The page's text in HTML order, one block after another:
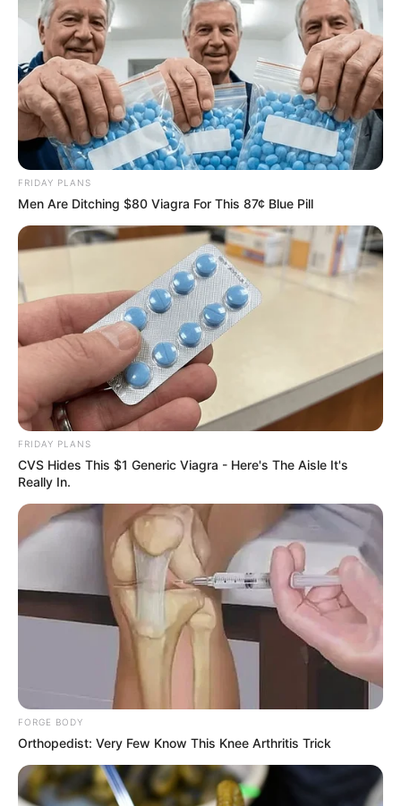
Meghalt!Drámai hír ! Gyászol David Hasselhoff :
FRIDAY PLANS
Men Are Ditching $80 Viagra For This 87¢ Blue Pill
FRIDAY PLANS
CVS Hides This $1 Generic Viagra - Here's The Aisle It's
Really In.
FORGE BODY
Orthopedist: Very Few Know This Knee Arthritis Trick